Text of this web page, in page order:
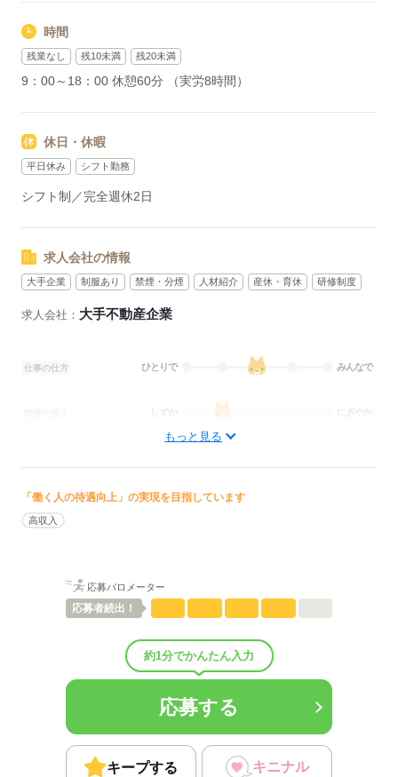
時間
残業なし 残10未満 残20未満
9：00～18：00 休憩60分 （実労8時間）
休日・休暇
平日休み シフト勤務
シフト制／完全週休2日
求人会社の情報
大手企業 制服あり 禁煙・分煙 人材紹介 産休・育休 研修制度
求人会社： 大手不動産企業
仕事の仕方 ひとりで みんなで
にぎやか
◎制服貸与
◎研修有り
もっと見る
「働く人の待遇向上」の実現を目指しています
高収入
応募バロメーター
応募者続出！
約1分でかんたん入力
応募する
キープする キニナル